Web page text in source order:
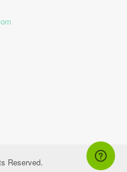
Reserved.